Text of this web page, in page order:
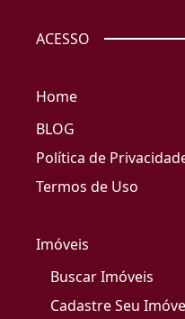
ACESSO
Home
BLOG
Política de
Termos de Uso
Imóveis
Buscar Imóveis
Cadastre Seu